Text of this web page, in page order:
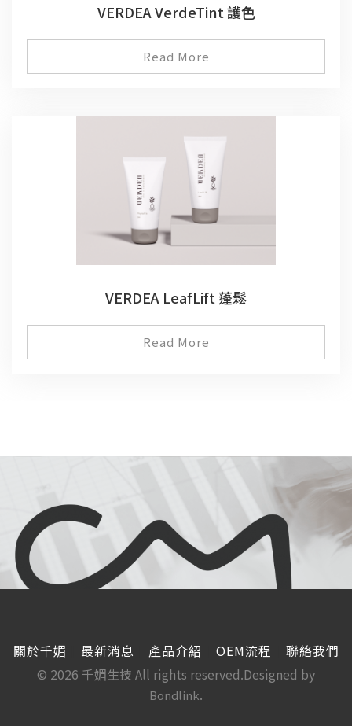
VERDEA VerdeTint 護色
Read More
VERDEA LeafLift 蓬鬆
Read More
關於千媚 最新消息 產品介紹 OEM流程
聯絡我們
© 2026 千媚生技 All rights reserved.Designed by
Bondlink.